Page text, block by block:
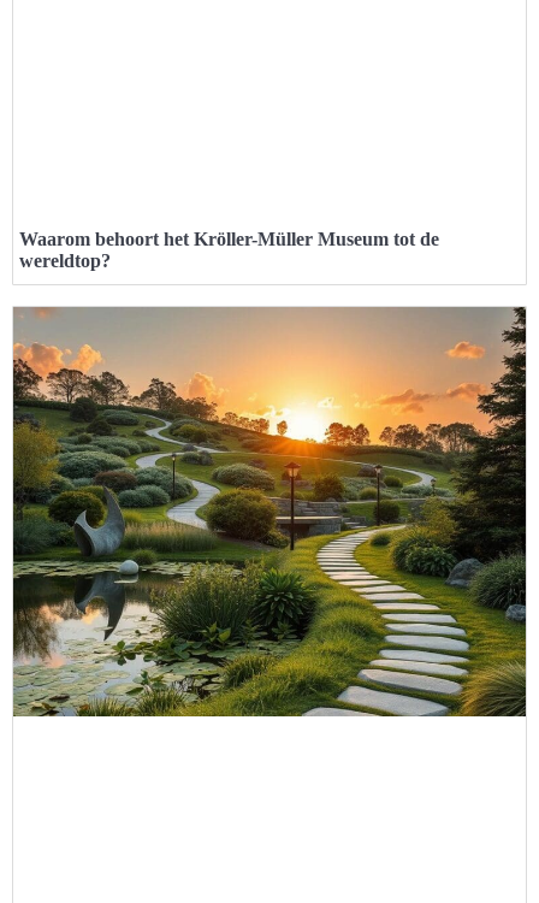
Waarom behoort het Kröller-Müller Museum tot de
wereldtop?